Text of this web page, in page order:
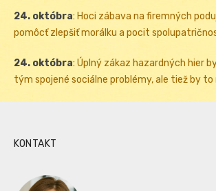
24. októbra: Hoci zábava na firemných
pomôcť zlepšiť morálku a pocit
24. októbra: Úplný zákaz hazardných hier
tým spojené sociálne problémy, ale tiež by to
KONTAKT